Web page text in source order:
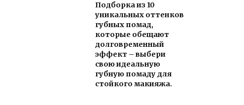
Подборка из 10
уникальных оттенков
губных помад,
которые обещают
долговременный
эффект – выбери
свою идеальную
губную помаду для
стойкого макияжа.